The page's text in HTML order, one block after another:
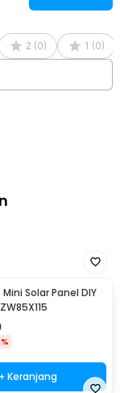
2 (0) 1 (0)
Solar Panel DIY
+ Keranjang